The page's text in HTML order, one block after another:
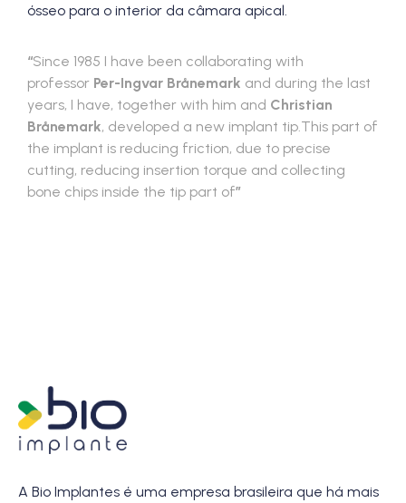
ósseo para o interior da câmara apical.
“Since 1985 I have been collaborating with
professor Per-Ingvar Brånemark and during the last
years, I have, together with him and Christian
Brånemark, developed a new implant tip.This part of
the implant is reducing friction, due to precise
cutting, reducing insertion torque and collecting
bone chips inside the tip part of”
A Bio Implantes é uma empresa brasileira que há mais